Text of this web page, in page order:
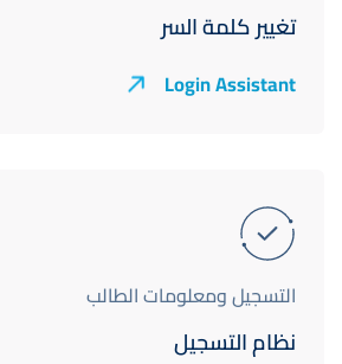
تغيير كلمة السر
Login Assistant
التسجيل ومعلومات الطالب
نظام التسجيل